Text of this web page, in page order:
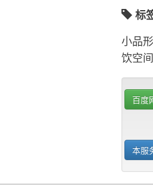
标
小品
饮空间
百度
本服